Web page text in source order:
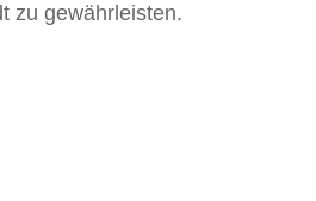
zu gewährleisten.